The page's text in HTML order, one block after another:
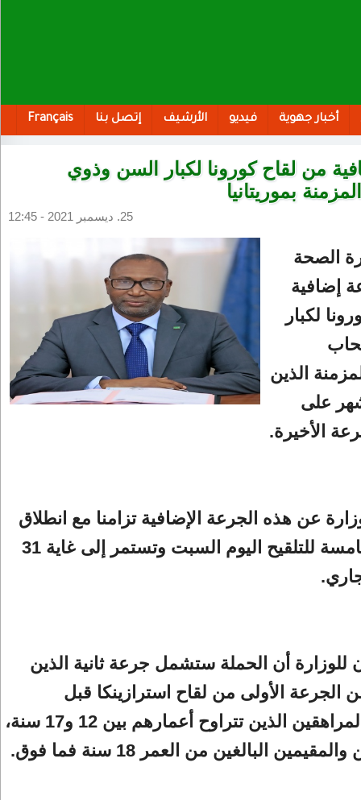
أخبار جهوية فيديو الأرشيف إتصل بنا Français
من لقاح كورونا لكبار السن وذوي
بموريتانيا
25. ديسمبر 2021 - 12:45
الصحة
إضافية
لكبار
الذين
5 أشهر على
الأخيرة.
عن هذه الجرعة الإضافية تزامنا مع انطلاق
الحملة الخامسة للتلقيح اليوم السبت وتستمر إلى غاية 31
للوزارة أن الحملة ستشمل جرعة ثانية الذين
الجرعة الأولى من لقاح استرازينكا قبل
شهرين، والمراهقين الذين تتراوح أعمارهم بين 12 و17 سنة،
البالغين من العمر 18 سنة فما فوق.